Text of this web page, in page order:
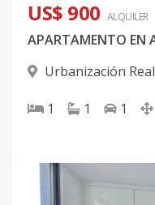
US$ 900 ALQUILER
Urbanización Real
1 1 1